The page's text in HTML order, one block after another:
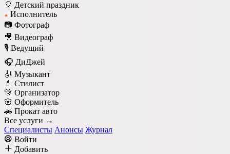
🎈 Детский праздник
★ Исполнитель
📷 Фотограф
🎥 Видеограф
🎙️ Ведущий
🎧 ДиДжей
🎻 Музыкант
💄 Стилист
🎊 Организатор
🌸 Оформитель
🚗 Прокат авто
Все услуги →
Специалисты Анонсы Журнал
Войти
Добавить